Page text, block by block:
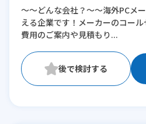
※残業：5〜10時間程度/月
～～どんな会社？～～海外PCメ
える企業です！メーカーのコー
費用のご案内や見積もり...